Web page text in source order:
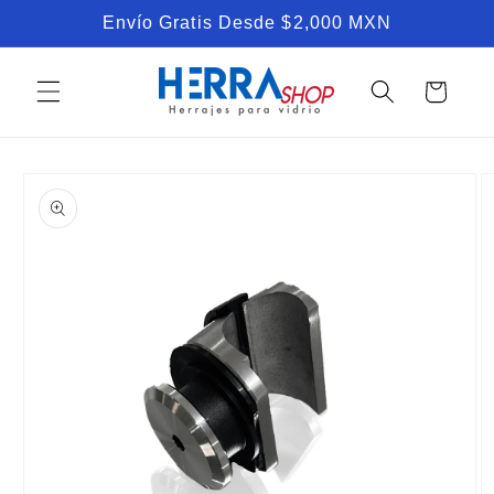
directamente
al contenido
Envío Gratis Desde $2,000 MXN
Carrito
a la
información
del producto